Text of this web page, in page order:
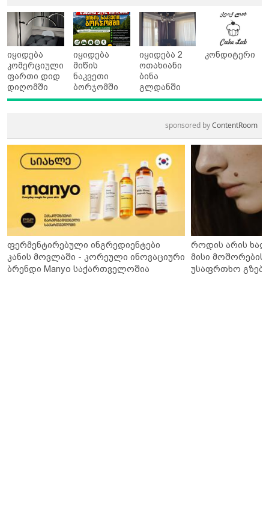
იყიდება
კომერციული
ფართი დიდ
დიღომში
იყიდება
მიწის
ნაკვეთი
ბორჯომში
იყიდება 2
ოთახიანი
ბინა
გლდანში
კონდიტერი
sponsored byContentRoom
ფერმენტირებული ინგრედიენტები
კანის მოვლაში - კორეული ინოვაციური
ბრენდი Manyo საქართველოშია
როდის არის
მისი მოშორების
უსაფრთხო გზები